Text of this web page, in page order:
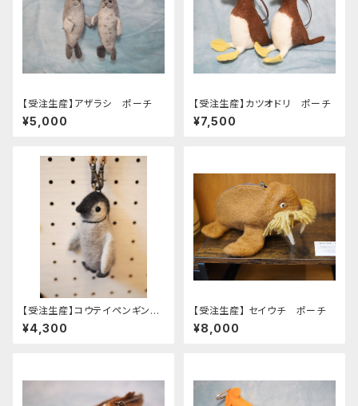
【受注生産】アザラシ ポーチ
¥5,000
【受注生産】カツオドリ ポーチ
¥7,500
【受注生産】コウテイペンギン
ヒナ ポーチ
¥4,300
【受注生産】 セイウチ ポーチ
¥8,000